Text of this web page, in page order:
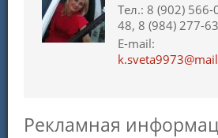
Тел.: 8 (902) 566-
48, 8 (984) 277-
E-mail:
Рекламная